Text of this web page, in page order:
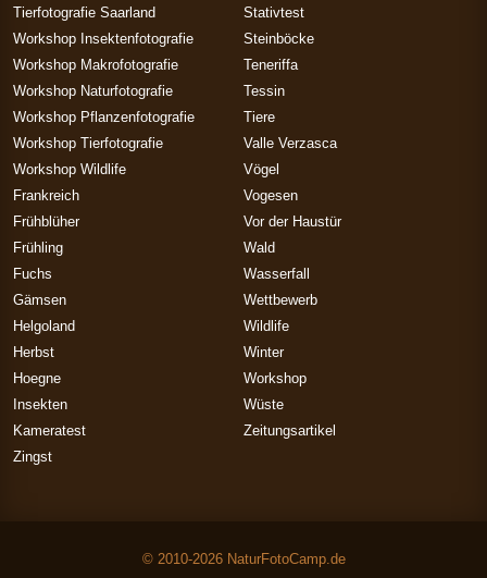
Tierfotografie Saarland
Workshop Insektenfotografie
Workshop Makrofotografie
Workshop Naturfotografie
Workshop Pflanzenfotografie
Workshop Tierfotografie
Workshop Wildlife
Frankreich
Frühblüher
Frühling
Fuchs
Gämsen
Helgoland
Herbst
Hoegne
Insekten
Kameratest
Stativtest
Steinböcke
Teneriffa
Tessin
Tiere
Valle Verzasca
Vögel
Vogesen
Vor der Haustür
Wald
Wasserfall
Wettbewerb
Wildlife
Winter
Workshop
Wüste
Zeitungsartikel
Zingst
© 2010-2026 NaturFotoCamp.de